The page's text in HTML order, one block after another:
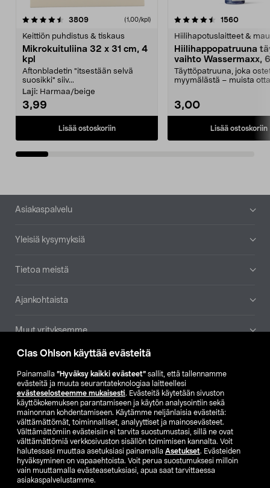
Clas Ohlson käyttää evästeitä
Painamalla ”Hyväksy kaikki evästeet” sallit, että tallennamme
evästeitä ja muuta seurantateknologiaa laitteellesi
evästeselosteemme mukaisesti. Evästeitä käytetään sivuston
käyttökokemuksen parantamiseen ja käytön analysointiin sekä
mainonnan kohdentamiseen. Käytämme neljänlaisia evästeitä:
välttämättömät, toiminnalliset, analyyttiset ja mainosevästeet.
Välttämättömiin evästeisiin ei tarvita suostumustasi, sillä ne ovat
välttämättömiä verkkosivuston sisällön toimimisen kannalta. Voit
halutessasi muuttaa asetuksiasi painamalla Asetukset. Evästeiden
hyväksyminen on vapaaehtoista. Voit perua suostumuksesi milloin
vain muuttamalla evästeasetuksiasi, apua saat tarvittaessa
asiakaspalvelustamme.
3809arvostelut (1,00/kpl)
Keittiön puhdistus & tiskaus
Mikrokuituliina 32 x 31 cm, 4
kpl
Aftonbladetin "itsestään selvä
suosikki" siiv...
Laji: Harmaa/beige
3,99
Lisää ostoskoriin
4.5viidestä
1560
Hiilihapotuslaitteet &
Hiilihappopatruuna
vaihto Wassermaxx,
Täyttöpatruuna, joka
myymälästä – muista
3,00
Lisää ostoskoriin
4.5viidestä
Alatunniste
Asiakaspalvelu
Yleisiä kysymyksiä
Tietoa meistä
Ajankohtaista
Muut yrityksemme
Etsi myymälä
SE NO FI
FI SV